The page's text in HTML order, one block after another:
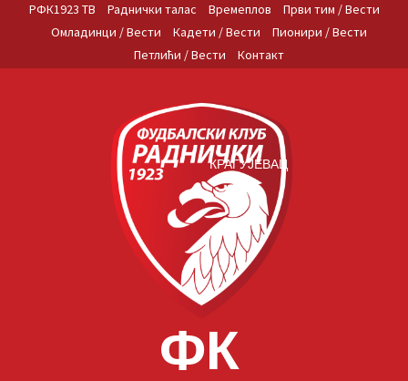
РФК1923 ТВ Раднички талас Времеплов
Први тим / Вести
Омладинци / Вести
Кадети / Вести
Пионири / Вести
Петлићи / Вести
Контакт
ФК
КРАГУЈЕВАЦ